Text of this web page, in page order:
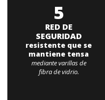
5
RED DE
SEGURIDAD
resistente que se
mantiene tensa
mediante varillas de
fibra de vidrio.